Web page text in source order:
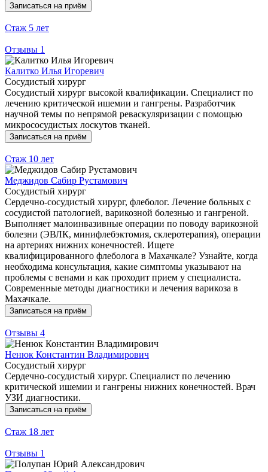
Записаться на приём
Стаж 5 лет
Отзывы 1
Калитко Илья Игоревич
Сосудистый хирург
Сосудистый хирург высокой квалификации. Специалист по
лечению критической ишемии и гангрены. Разработчик
научной темы по непрямой реваскуляризации с помощью
микрососудистых лоскутов тканей.
Записаться на приём
Стаж 10 лет
Меджидов Сабир Рустамович
Сосудистый хирург
Сердечно-сосудистый хирург, флеболог. Лечение больных с
сосудистой патологией, варикозной болезнью и гангреной.
Выполняет малоинвазивные операции по поводу варикозной
болезни (ЭВЛК, минифлебэктомия, склеротерапия), операции
на артериях нижних конечностей. Ищете
квалифицированного флеболога в Махачкале? Узнайте, когда
необходима консультация, какие симптомы указывают на
проблемы с венами и как проходит прием у специалиста.
Современные методы диагностики и лечения варикоза в
Махачкале.
Записаться на приём
Отзывы 4
Ненюк Константин Владимирович
Сосудистый хирург
Сердечно-сосудистый хирург. Специалист по лечению
критической ишемии и гангрены нижних конечностей. Врач
УЗИ диагностики.
Записаться на приём
Стаж 18 лет
Отзывы 1